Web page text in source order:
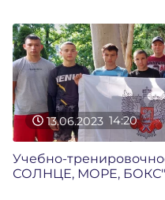
13.06.2023 14:20
Учебно-
СОЛНЦЕ, МОРЕ, БОКС"